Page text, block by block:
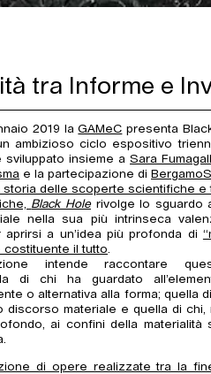
tra Informe e
2019 laGAMeC presenta
ambizioso ciclo espositivo
sviluppato insieme aSara
e la partecipazione di
storia delle scoperte scientifiche
Black Holerivolge lo sguardo
nella sua più intrinseca
aprirsi a un’idea più profonda di
costituente il tutto.
intende raccontare
di chi ha guardato
o alternativa alla forma; quella
discorso materiale e quella di
ai confini della materialità
di opere realizzate tra la